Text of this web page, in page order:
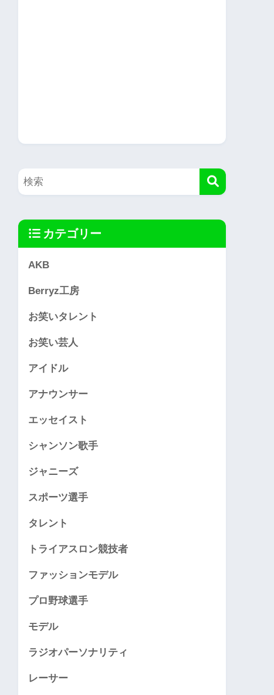
カテゴリー
AKB
Berryz工房
お笑いタレント
お笑い芸人
アイドル
アナウンサー
エッセイスト
シャンソン歌手
ジャニーズ
スポーツ選手
タレント
トライアスロン競技者
ファッションモデル
プロ野球選手
モデル
ラジオパーソナリティ
レーサー